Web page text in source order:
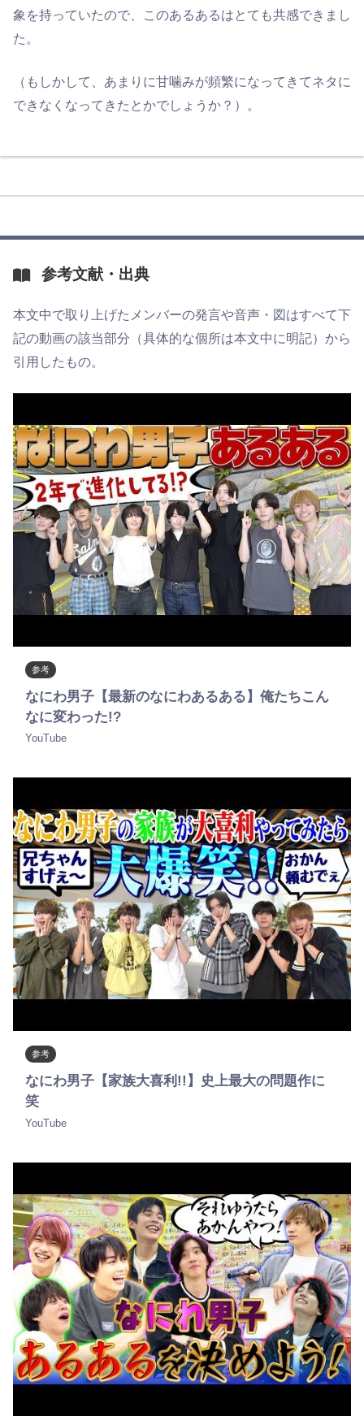
象を持っていたので、このあるあるはとても共感できまし
た。
（もしかして、あまりに甘噛みが頻繁になってきてネタに
できなくなってきたとかでしょうか？）。
参考文献・出典
本文中で取り上げたメンバーの発言や音声・図はすべて下
記の動画の該当部分（具体的な個所は本文中に明記）から
引用したもの。
参考
なにわ男子【最新のなにわあるある】俺たちこん
なに変わった!?
YouTube
参考
なにわ男子【家族大喜利!!】史上最大の問題作に
笑
YouTube